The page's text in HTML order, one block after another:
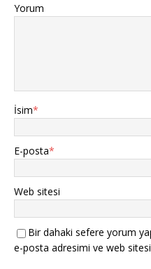
Yorum
İsim*
E-posta*
Web sitesi
Bir dahaki sefere yorum
e-posta adresimi ve web